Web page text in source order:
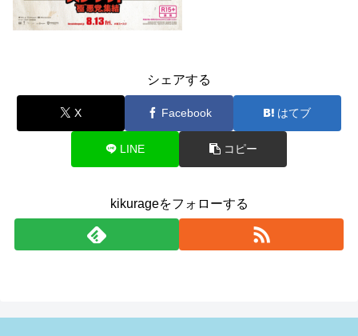
シェアする
X Facebook はてブ
LINE コピー
kikurageをフォローする